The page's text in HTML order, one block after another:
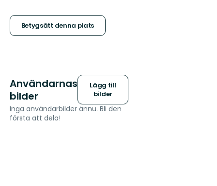
stjärnor
Betygsätt denna plats
Användarnas
bilder
Lägg till
bilder
Inga användarbilder ännu. Bli den
första att dela!